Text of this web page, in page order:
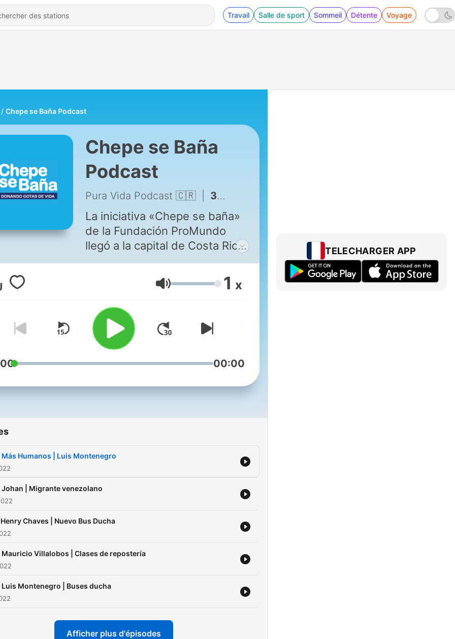
Travail Salle de sport Sommeil Détente Voyage
Chepe se Baña Podcast
Chepe se Baña
Podcast
Pura Vida Podcast 🇨🇷 33 - T2. Más Humanos | Luis Montenegro
La iniciativa «Chepe se baña»
de la Fundación ProMundo
llegó a la capital de Costa Rica
para darle dignidad, a la
población habitante de calle
que es invisibilizada por sus
adicciones y estilo de vida.
Este proyecto que Dona Gotas
de Vida está creciendo, inició
en los parques con duchas en
toldos, luego con los buses
emprendimientos y proyectos.
podcast.
Volume 1 x
00:00
Más Humanos | Luis Montenegro
Johan | Migrante venezolano
Chaves | Nuevo Bus Ducha
Mauricio Villalobos | Clases de repostería
Luis Montenegro | Buses ducha
Afficher plus d'épisodes
TELECHARGER APP